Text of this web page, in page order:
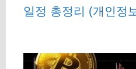
일정 총정리 (개인정